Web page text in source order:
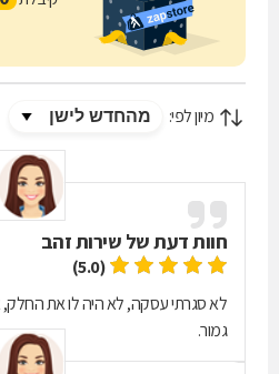
מיון לפי:
חוות דעת של שירות זהב
(5.0)
לא סגרתי עסקה, לא היה לו את
גמור.